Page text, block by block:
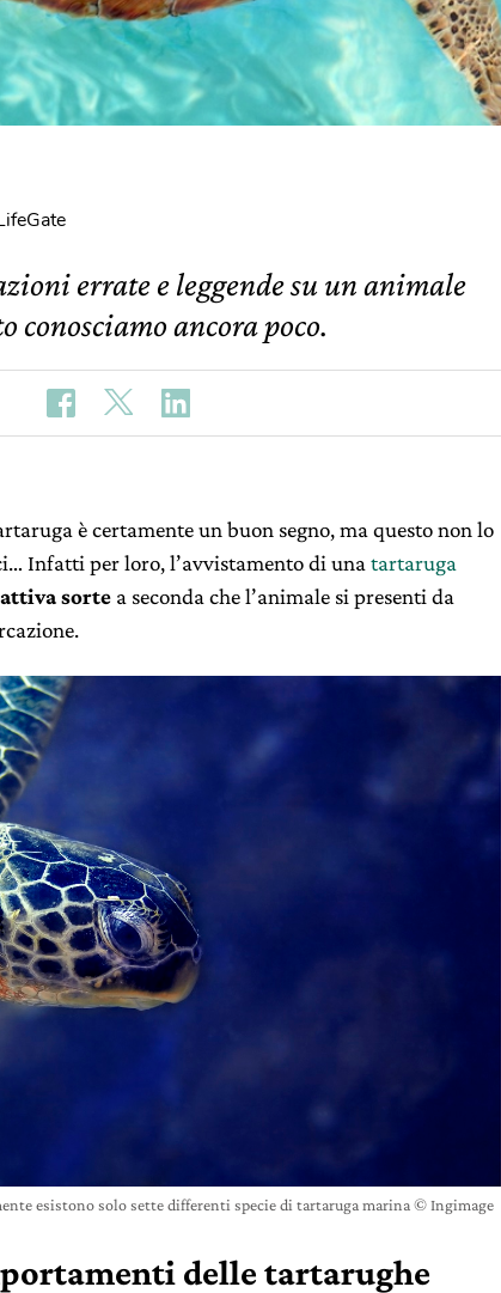
errate e leggende su un animale
conosciamo ancora poco.
è certamente un buon segno, ma questo non lo
Infatti per loro, l’avvistamento di una tartaruga
sorte a seconda che l’animale si presenti da
esistono solo sette differenti specie di tartaruga marina © Ingimage
delle tartarughe